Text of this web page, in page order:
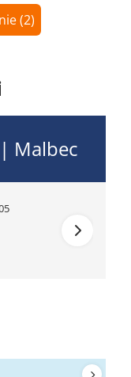
(2)
| Malbec